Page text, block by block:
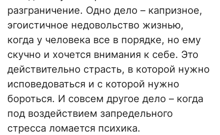
разграничение. Одно дело – капризное,
эгоистичное недовольство жизнью,
когда у человека все в порядке, но ему
скучно и хочется внимания к себе. Это
действительно страсть, в которой нужно
исповедоваться и с которой нужно
бороться. И совсем другое дело – когда
под воздействием запредельного
стресса ломается психика.